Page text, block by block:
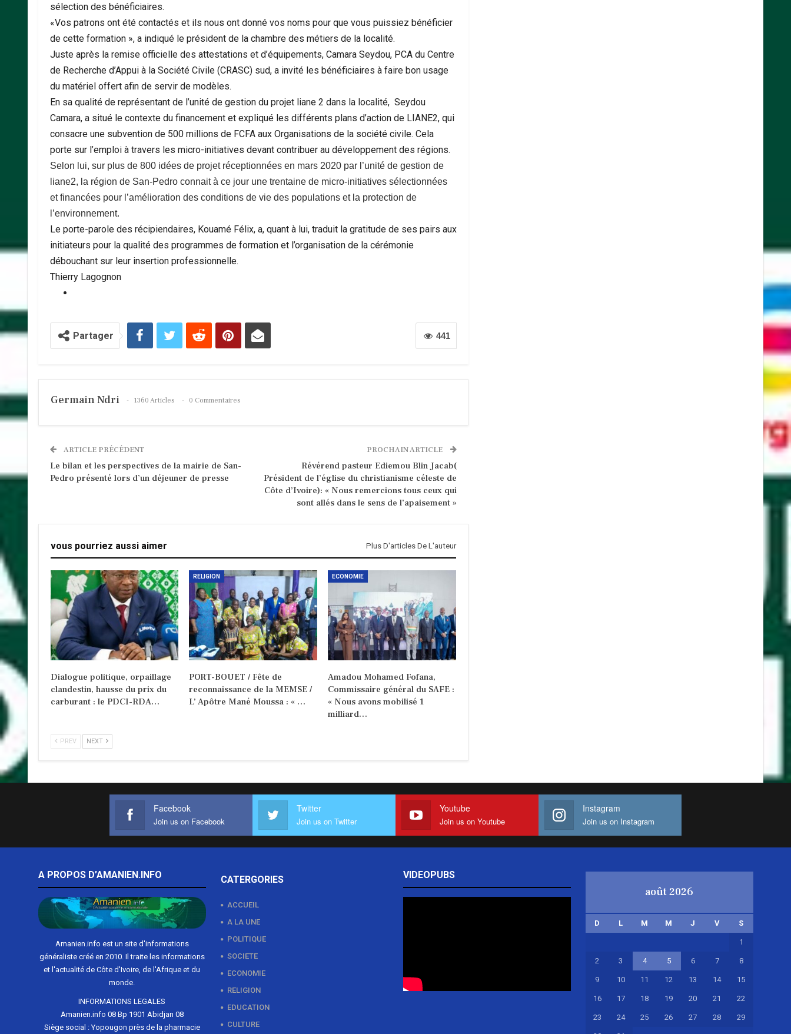
sélection des bénéficiaires.
«Vos patrons ont été contactés et ils nous ont donné vos noms pour que vous puissiez bénéficier
de cette formation », a indiqué le président de la chambre des métiers de la localité.
Juste après la remise officielle des attestations et d’équipements, Camara Seydou, PCA du Centre
de Recherche d’Appui à la Société Civile (CRASC) sud, a invité les bénéficiaires à faire bon usage
du matériel offert afin de servir de modèles.
En sa qualité de représentant de l’unité de gestion du projet liane 2 dans la localité, Seydou
Camara, a situé le contexte du financement et expliqué les différents plans d’action de LIANE2, qui
consacre une subvention de 500 millions de FCFA aux Organisations de la société civile. Cela
porte sur l’emploi à travers les micro-initiatives devant contribuer au développement des régions.
Selon lui, sur plus de 800 idées de projet réceptionnées en mars 2020 par l’unité de gestion de
liane2, la région de San-Pedro connait à ce jour une trentaine de micro-initiatives sélectionnées
et financées pour l’amélioration des conditions de vie des populations et la protection de
l’environnement.
Le porte-parole des récipiendaires, Kouamé Félix, a, quant à lui, traduit la gratitude de ses pairs aux
initiateurs pour la qualité des programmes de formation et l’organisation de la cérémonie
débouchant sur leur insertion professionnelle.
Thierry Lagognon
441
Partager
Germain Ndri 1360 Articles 0 Commentaires
ARTICLE PRÉCÉDENT
Le bilan et les perspectives de la mairie de San-
Pedro présenté lors d’un déjeuner de presse
PROCHAIN ARTICLE
Révérend pasteur Ediemou Blin Jacab(
Président de l’église du christianisme céleste de
Côte d’Ivoire): « Nous remercions tous ceux qui
sont allés dans le sens de l’apaisement »
vous pourriez aussi aimer Plus D'articles De L'auteur
Dialogue politique, orpaillage
clandestin, hausse du prix du
carburant : le PDCI-RDA…
RELIGION
PORT-BOUET / Fête de
reconnaissance de la MEMSE /
L’ Apôtre Mané Moussa : « …
ECONOMIE
Amadou Mohamed Fofana,
Commissaire général du SAFE :
« Nous avons mobilisé 1
milliard…
PREV NEXT
Facebook
Join us on Facebook
Twitter
Join us on Twitter
Youtube
Join us on Youtube
Instagram
Join us on Instagram
A PROPOS D’AMANIEN.INFO
Amanien.info est un site d'informations
généraliste créé en 2010. Il traite les informations
et l'actualité de Côte d'Ivoire, de l'Afrique et du
monde.
INFORMATIONS LEGALES
Amanien.info 08 Bp 1901 Abidjan 08
Siège social : Yopougon près de la pharmacie
CATERGORIES
ACCUEIL
A LA UNE
POLITIQUE
SOCIETE
ECONOMIE
RELIGION
EDUCATION
CULTURE
VIDEOPUBS
août 2026
D L M M J V S
1
2 3 4 5 6 7 8
9 10 11 12 13 14 15
16 17 18 19 20 21 22
23 24 25 26 27 28 29